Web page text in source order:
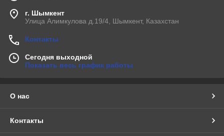
г. Шымкент
Улица Алимкулова д.19/4, Шымкент, Казахстан
Контакты
Сегодня выходной
Показать весь график работы
О нас
Контакты